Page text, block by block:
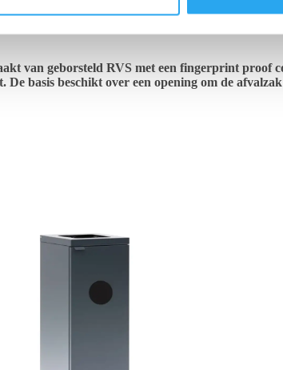
van geborsteld RVS met een fingerprint proof
basis beschikt over een opening om de